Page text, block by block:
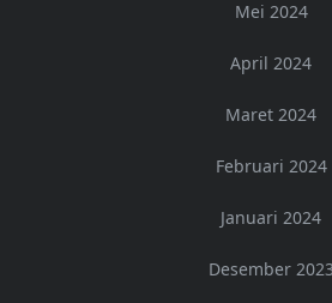
Mei 2024
April 2024
Maret 2024
Februari 2024
Januari 2024
Desember 2023